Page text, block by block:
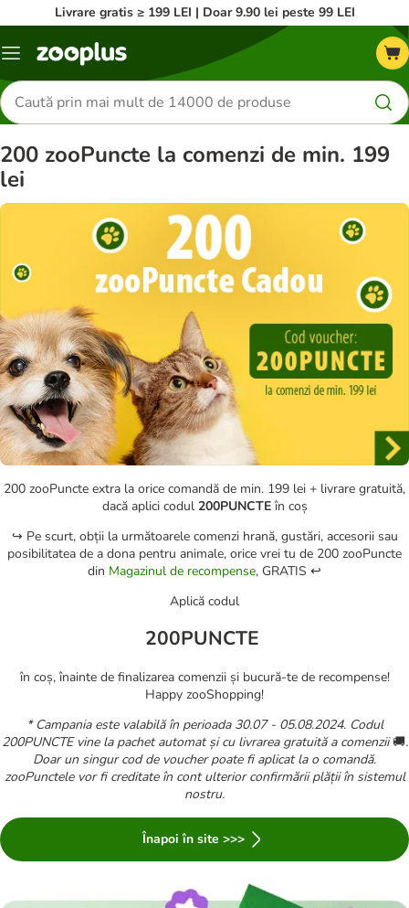
Livrare gratis ≥ 199 LEI | Doar 9.90 lei peste 99 LEI
Categorii
Căutare
produse
200 zooPuncte la comenzi de min. 199
lei
200 zooPuncte extra la orice comandă de min. 199 lei + livrare gratuită,
dacă aplici codul 200PUNCTE în coș
↪️ Pe scurt, obții la următoarele comenzi hrană, gustări, accesorii sau
posibilitatea de a dona pentru animale, orice vrei tu de 200 zooPuncte
din Magazinul de recompense, GRATIS ↩️
Aplică codul
200PUNCTE
în coș, înainte de finalizarea comenzii și bucură-te de recompense!
Happy zooShopping!
* Campania este valabilă în perioada 30.07 - 05.08.2024. Codul
200PUNCTE vine la pachet automat și cu livrarea gratuită a comenzii🚚.
Doar un singur cod de voucher poate fi aplicat la o comandă.
zooPunctele vor fi creditate în cont ulterior confirmării plății în sistemul
nostru.
Înapoi în site >>>